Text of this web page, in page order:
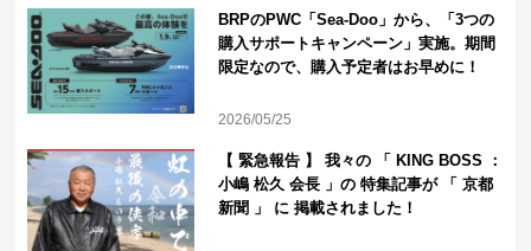
BRPのPWC「Sea-Doo」から、「3つの
購入サポートキャンペーン」実施。期間
限定なので、購入予定者はお早めに！
2026/05/25
【 緊急報告 】 我々の 「 KING BOSS ：
小嶋 松久 会長 」の 特集記事が 「 京都
新聞 」 に 掲載されました！